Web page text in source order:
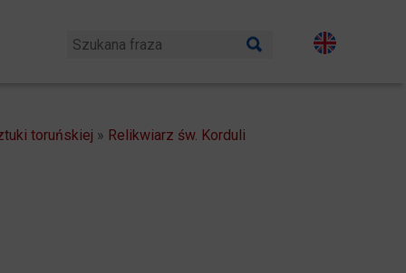
toruńskiej » Relikwiarz św. Korduli